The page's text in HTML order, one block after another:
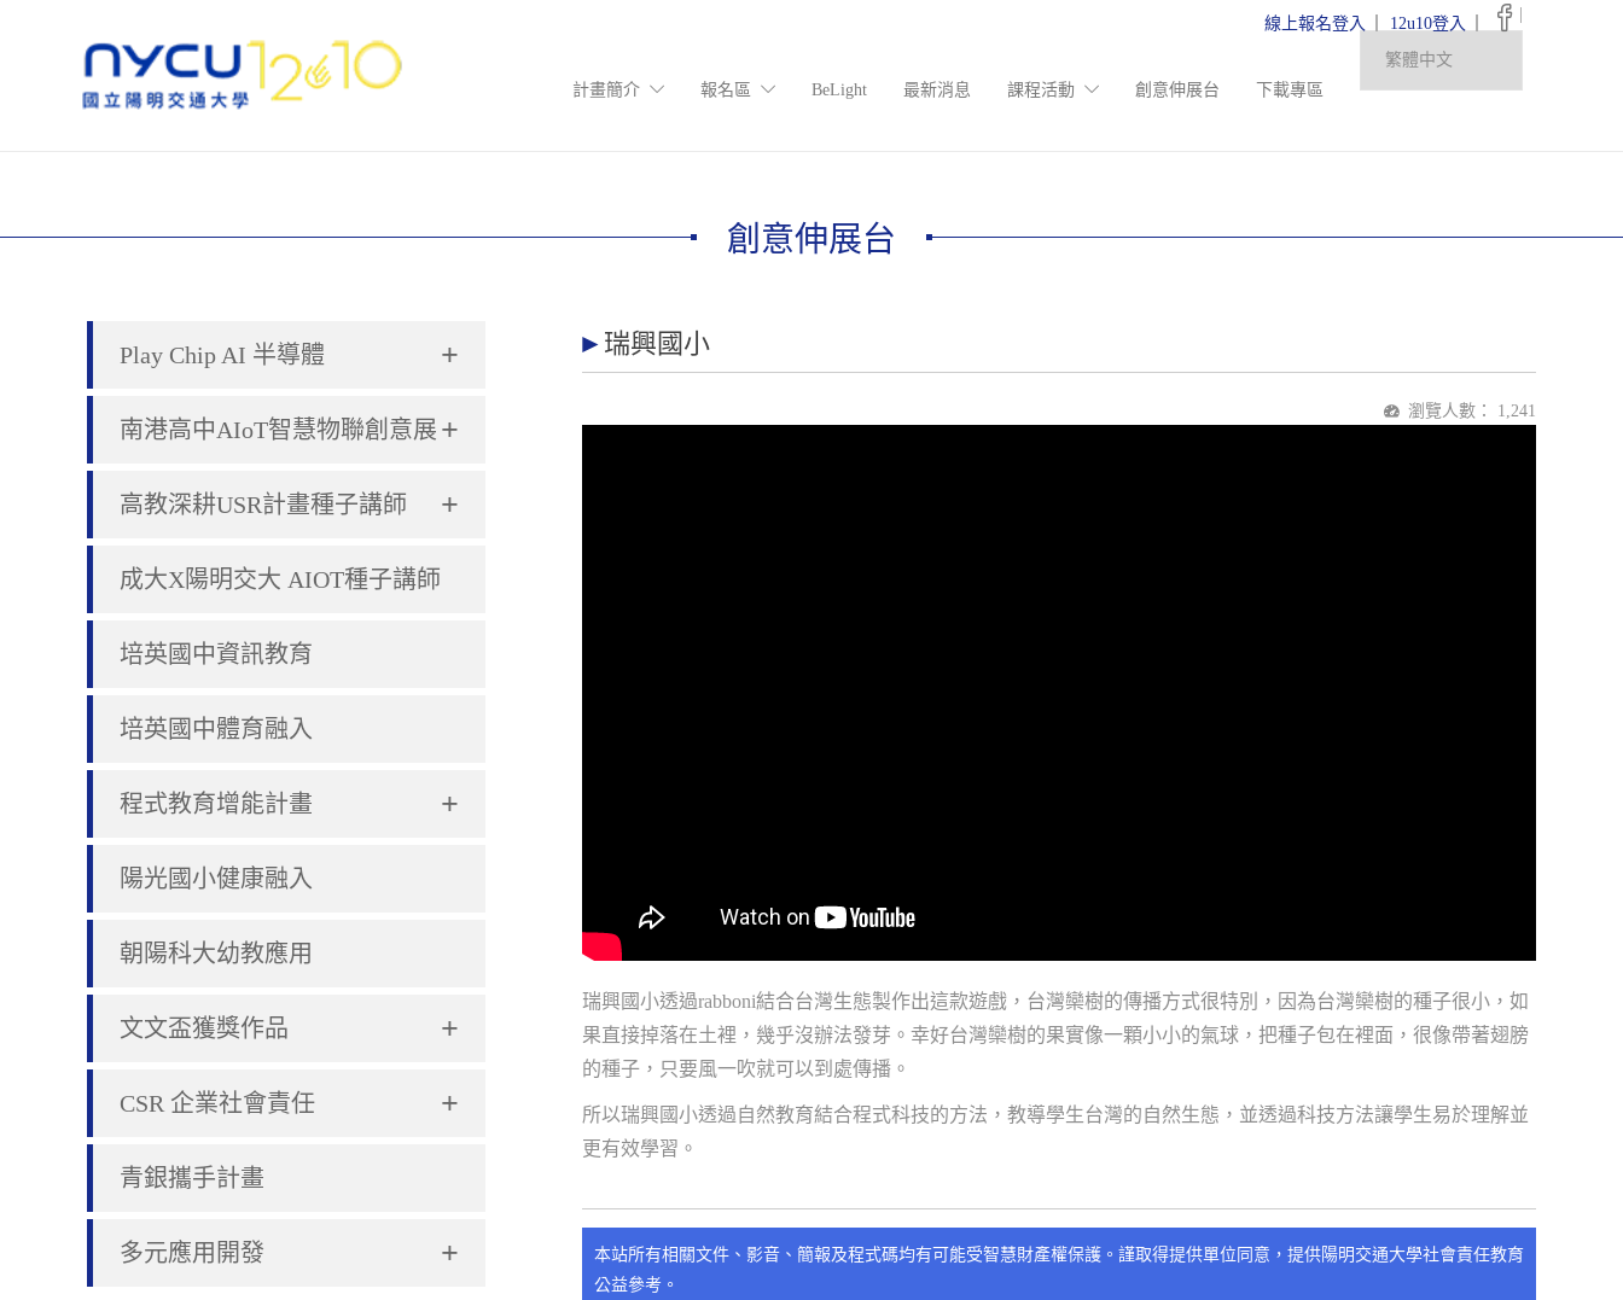
計畫簡介 報名區 BeLight 最新消息 課程活動 創意伸展台 下載專區
線上報名登入 12u10登入
創意伸展台
+
Play Chip AI 半導體
+
南港高中AIoT智慧物聯創意展
+
高教深耕USR計畫種子講師
成大X陽明交大 AIOT種子講師
培英國中資訊教育
培英國中體育融入
+
程式教育增能計畫
陽光國小健康融入
朝陽科大幼教應用
+
文文盃獲獎作品
+
CSR 企業社會責任
青銀攜手計畫
+
多元應用開發
瑞興國小
瀏覽人數： 1,241
瑞興國小透過rabboni結合台灣生態製作出這款遊戲，台灣欒樹的傳播方式很特別，因為台灣欒樹的種子很小，如
果直接掉落在土裡，幾乎沒辦法發芽。幸好台灣欒樹的果實像一顆小小的氣球，把種子包在裡面，很像帶著翅膀
的種子，只要風一吹就可以到處傳播。
所以瑞興國小透過自然教育結合程式科技的方法，教導學生台灣的自然生態，並透過科技方法讓學生易於理解並
更有效學習。
本站所有相關文件、影音、簡報及程式碼均有可能受智慧財產權保護。謹取得提供單位同意，提供陽明交通大學社會責任教育
公益參考。